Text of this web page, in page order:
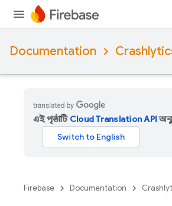
Documentation
এই পৃষ্ঠাটি Cloud Translation API
Firebase Documentation